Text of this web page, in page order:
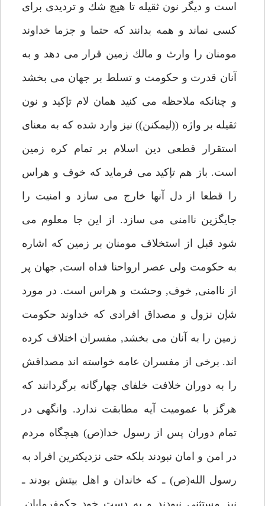
است و ديگر نون ثقيله تا هيچ شك و ترديدى براى
كسى نماند و همه بدانند كه حتما و جزما خداوند
مومنان را وارث و مالك زمين قرار مى دهد و به
آنان قدرت و حكومت و تسلط بر جهان مى بخشد
و چنانكه ملاحظه مى كنيد همان لام تإكيد و نون
ثقيله بر واژه ((ليمكنن)) نيز وارد شده كه به معناى
استقرار قطعى دين اسلام بر تمام كره زمين
است. باز هم تإكيد مى فرمايد كه خوف و هراس
را قطعا از دل آنها خارج مى سازد و امنيت را
جايگزين ناامنى مى سازد. از اين جا معلوم مى
شود قبل از استخلاف مومنان بر زمين كه اشاره
به حكومت ولى عصر ارواحنا فداه است, جهان پر
از ناامنى, خوف, وحشت و هراس است. در مورد
شإن نزول و مصداق افرادى كه خداوند حكومت
زمين را به آنان مى بخشد, مفسران اختلاف كرده
اند. برخى از مفسران عامه خواسته اند مصداقش
را به دوران خلافت خلفاى چهارگانه برگردانند كه
هرگز با عموميت آيه مطابقت ندارد. وانگهى در
تمام دوران پس از رسول خدا(ص) هيچگاه مردم
در امن و امان نبودند بلكه حتى نزديكترين افراد به
رسول الله(ص) ـ كه خاندان و اهل بيتش بودند ـ